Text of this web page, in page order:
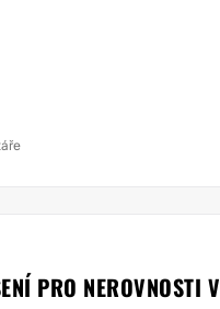
PRO NEROVNOSTI V